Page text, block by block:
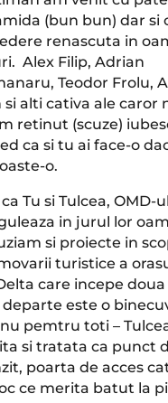
(bun bun) dar si
renascuta in
Alex Filip, Adrian
Teodor Frolu,
si alti cativa ale caror
retinut (scuze)
ca si tu ai face-o
o.
Tu si Tulcea, OMD-
in jurul lor
si proiecte in
turistice a
care incepe doua
departe este o
pemtru toti –
si tratata ca punct
poarta de acces
ce merita batut la